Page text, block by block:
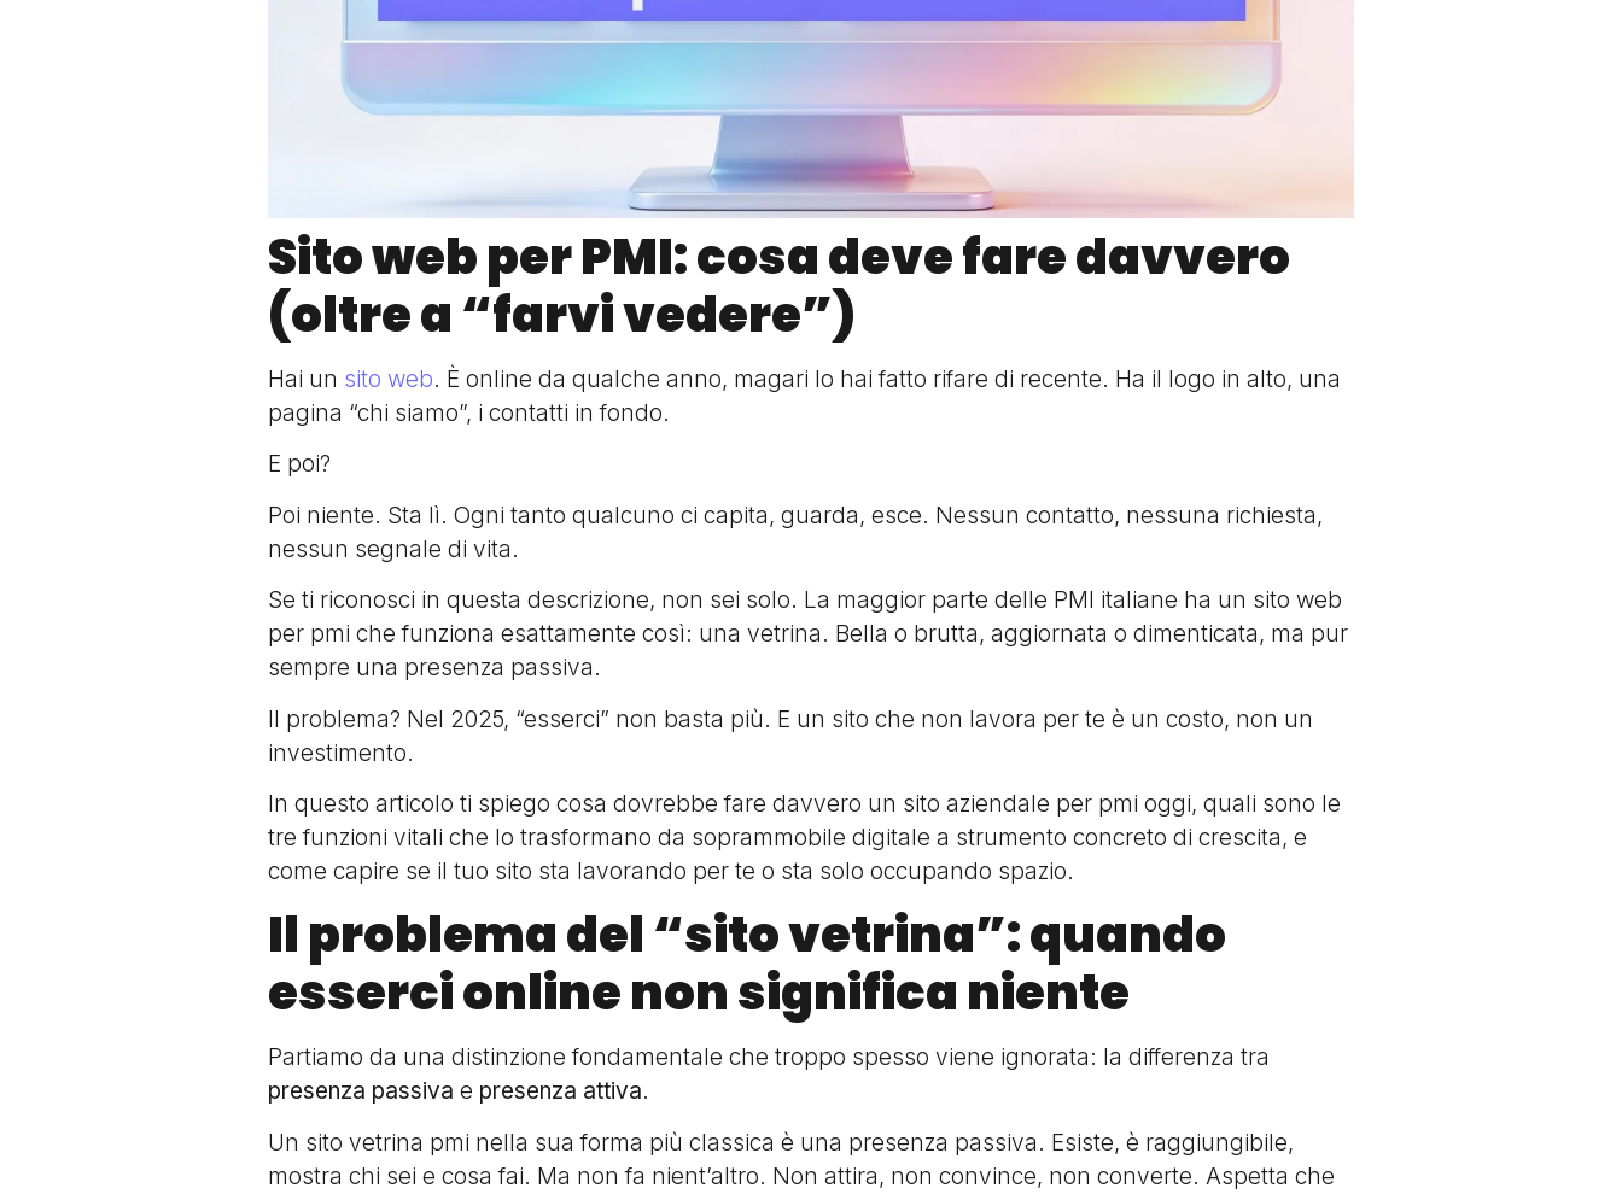
Sito web per PMI: cosa deve fare davvero
(oltre a “farvi vedere”)
Hai un sito web. È online da qualche anno, magari lo hai fatto rifare di recente. Ha il logo in alto, una
pagina “chi siamo”, i contatti in fondo.
E poi?
Poi niente. Sta lì. Ogni tanto qualcuno ci capita, guarda, esce. Nessun contatto, nessuna richiesta,
nessun segnale di vita.
Se ti riconosci in questa descrizione, non sei solo. La maggior parte delle PMI italiane ha un sito web
per pmi che funziona esattamente così: una vetrina. Bella o brutta, aggiornata o dimenticata, ma pur
sempre una presenza passiva.
Il problema? Nel 2025, “esserci” non basta più. E un sito che non lavora per te è un costo, non un
investimento.
In questo articolo ti spiego cosa dovrebbe fare davvero un sito aziendale per pmi oggi, quali sono le
tre funzioni vitali che lo trasformano da soprammobile digitale a strumento concreto di crescita, e
come capire se il tuo sito sta lavorando per te o sta solo occupando spazio.
Il problema del “sito vetrina”: quando
esserci online non significa niente
Partiamo da una distinzione fondamentale che troppo spesso viene ignorata: la differenza tra
presenza passiva e presenza attiva.
Un sito vetrina pmi nella sua forma più classica è una presenza passiva. Esiste, è raggiungibile,
mostra chi sei e cosa fai. Ma non fa nient’altro. Non attira, non convince, non converte. Aspetta che